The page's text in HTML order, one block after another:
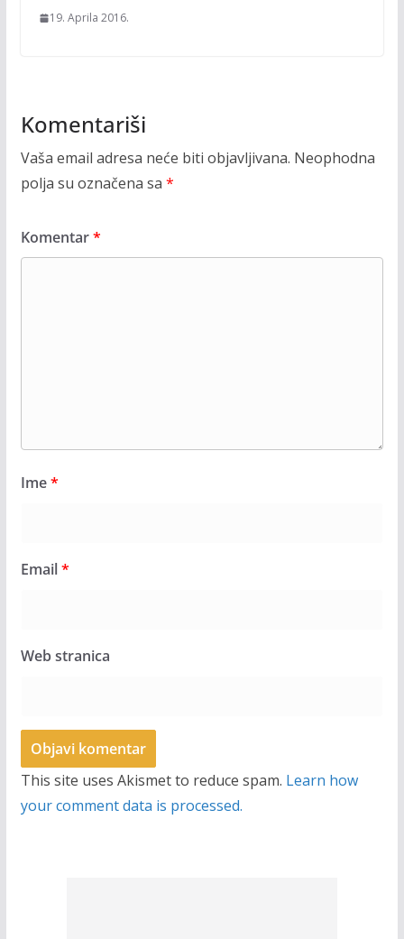
19. Aprila 2016.
Komentariši
Vaša email adresa neće biti objavljivana. Neophodna
polja su označena sa *
Komentar*
Ime*
Email*
Web stranica
This site uses Akismet to reduce spam. Learn how
your comment data is processed.